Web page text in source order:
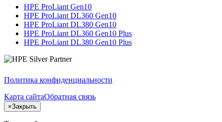
HPE ProLiant Gen10
HPE ProLiant DL360 Gen10
HPE ProLiant DL380 Gen10
HPE ProLiant DL360 Gen10 Plus
HPE ProLiant DL380 Gen10 Plus
Политика конфиденциальности
Карта сайтаОбратная связь
×Закрыть